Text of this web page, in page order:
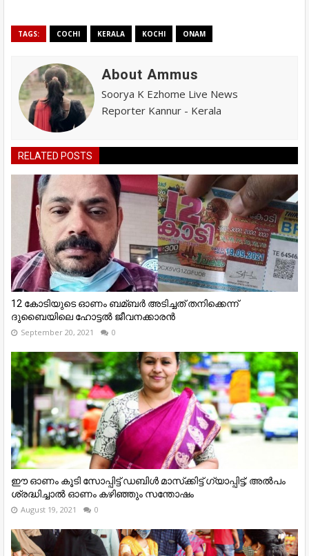
TAGS: COCHI KERALA KOCHI ONAM
About Ammus
Soorya K Ezhome Live News
Reporter Kannur - Kerala
RELATED POSTS
12 കോടിയുടെ ഓണം ബമ്ബര്‍ അടിച്ചത്​ തനിക്കെന്ന്​
ദുബൈയിലെ ഹോട്ടല്‍ ജീവനക്കാരന്‍
September 20, 2021 0
ഈ ഓണം കൂടി സോപ്പിട്ട് ഡബിള്‍ മാസ്‌ക്കിട്ട് ഗ്യാപ്പിട്ട്; അല്‍പം
ശ്രദ്ധിച്ചാല്‍ ഓണം കഴിഞ്ഞും സന്തോഷം
August 19, 2021 0